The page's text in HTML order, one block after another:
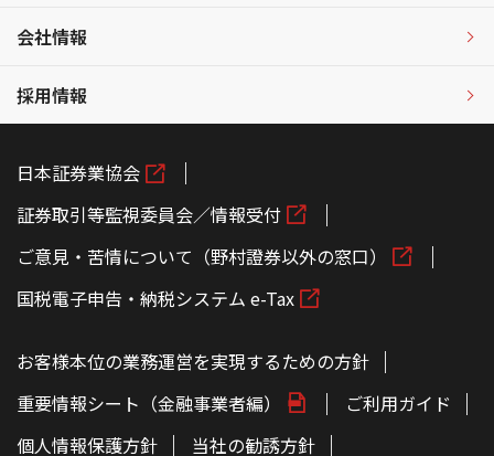
会社情報
採用情報
日本証券業協会
証券取引等監視委員会／情報受付
ご意見・苦情について（野村證券以外の窓口）
国税電子申告・納税システム e-Tax
お客様本位の業務運営を実現するための方針
重要情報シート（金融事業者編）
ご利用ガイド
個人情報保護方針
当社の勧誘方針